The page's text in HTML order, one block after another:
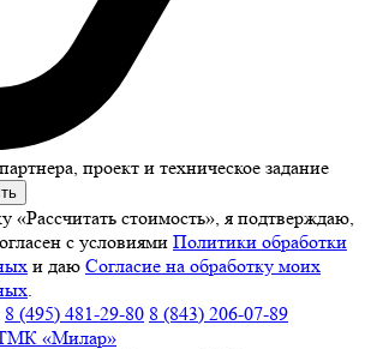
проект и техническое задание
«Рассчитать стоимость», я подтверждаю,
с условиями Политики обработки
и даю Согласие на обработку моих
.
8 (495) 481-29-80 8 (843) 206-07-89